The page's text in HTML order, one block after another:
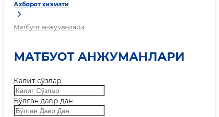
Ахборот хизмати
Матбуот анжуманлари
МАТБУОТ АНЖУМАНЛАРИ
Калит сўзлар
Бўлган давр дан